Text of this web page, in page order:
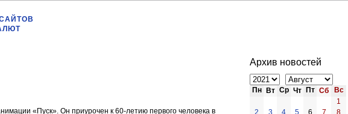
«Пуск». Он приурочен к 60-летию первого человека в
Архив новостей
Пн Вт Ср Чт Пт Сб
Вс
1
2
3 4 5 6 7
8